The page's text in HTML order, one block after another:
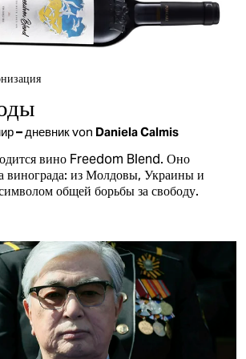
– дневникvon Daniela Calmis
вино Freedom Blend. Оно
винограда: из Молдовы, Украины и
общей борьбы за свободу.